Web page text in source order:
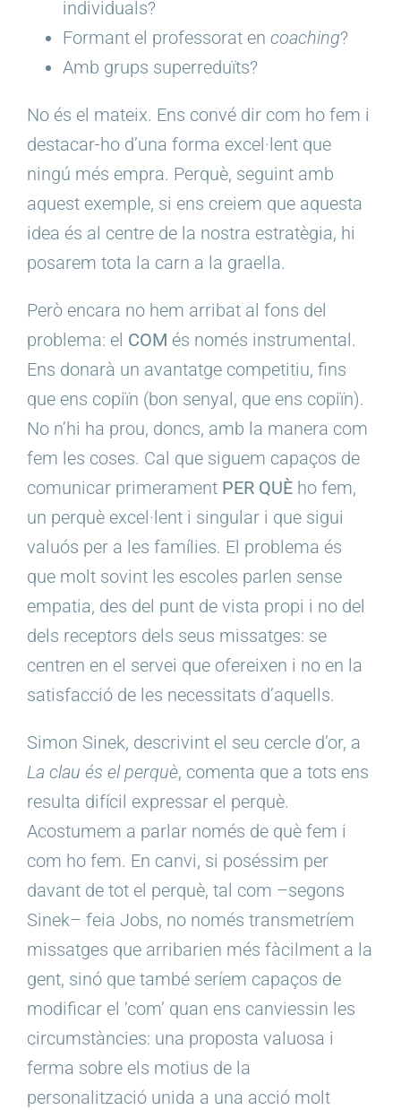
individuals?
Formant el professorat en coaching?
Amb grups superreduïts?
No és el mateix. Ens convé dir com ho fem i
destacar-ho d’una forma excel·lent que
ningú més empra. Perquè, seguint amb
aquest exemple, si ens creiem que aquesta
idea és al centre de la nostra estratègia, hi
posarem tota la carn a la graella.
Però encara no hem arribat al fons del
problema: el COM és només instrumental.
Ens donarà un avantatge competitiu, fins
que ens copiïn (bon senyal, que ens copiïn).
No n’hi ha prou, doncs, amb la manera com
fem les coses. Cal que siguem capaços de
comunicar primerament PER QUÈ ho fem,
un perquè excel·lent i singular i que sigui
valuós per a les famílies. El problema és
que molt sovint les escoles parlen sense
empatia, des del punt de vista propi i no del
dels receptors dels seus missatges: se
centren en el servei que ofereixen i no en la
satisfacció de les necessitats d’aquells.
Simon Sinek, descrivint el seu cercle d’or, a
La clau és el perquè, comenta que a tots ens
resulta difícil expressar el perquè.
Acostumem a parlar només de què fem i
com ho fem. En canvi, si poséssim per
davant de tot el perquè, tal com –segons
Sinek– feia Jobs, no només transmetríem
missatges que arribarien més fàcilment a la
gent, sinó que també seríem capaços de
modificar el ‘com’ quan ens canviessin les
circumstàncies: una proposta valuosa i
ferma sobre els motius de la
personalització unida a una acció molt